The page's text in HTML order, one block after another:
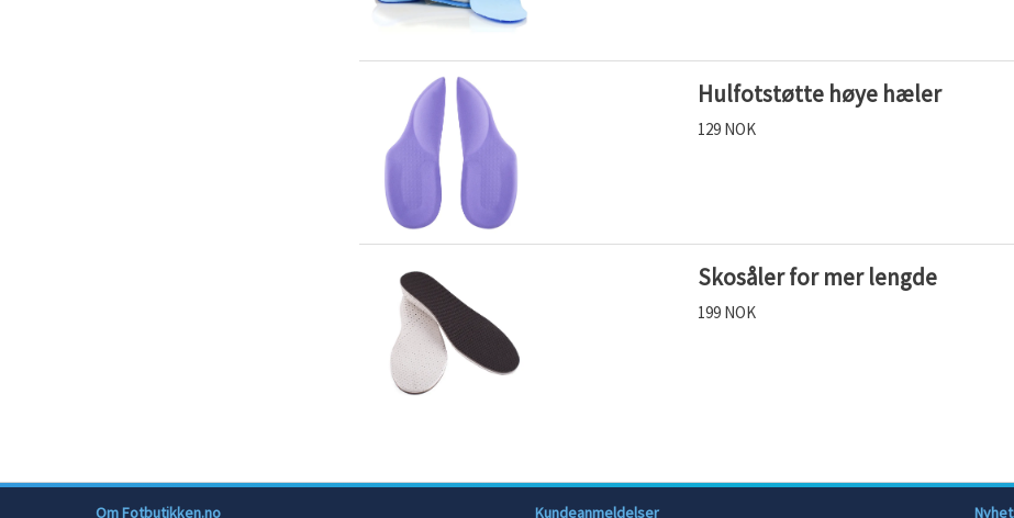
Hulfotstøtte høye hæler
129 NOK
Skosåler for mer lengde
199 NOK
Om Fotbutikken.no Kundeanmeldelser